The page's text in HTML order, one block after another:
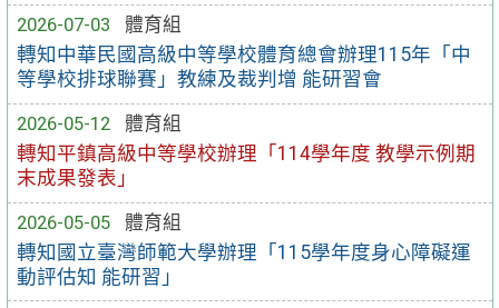
2026-07-03
體育組
轉知中華民國高級中等學校體育總會辦理115年「中
等學校排球聯賽」教練及裁判增 能研習會
2026-05-12
體育組
轉知平鎮高級中等學校辦理「114學年度 教學示例期
末成果發表」
2026-05-05
體育組
轉知國立臺灣師範大學辦理「115學年度身心障礙運
動評估知 能研習」